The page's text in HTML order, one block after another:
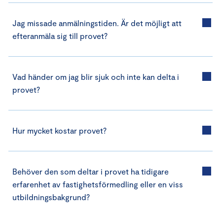
Jag missade anmälningstiden. Är det möjligt att
efteranmäla sig till provet?
Vad händer om jag blir sjuk och inte kan delta i
provet?
Hur mycket kostar provet?
Behöver den som deltar i provet ha tidigare
erfarenhet av fastighetsförmedling eller en viss
utbildningsbakgrund?